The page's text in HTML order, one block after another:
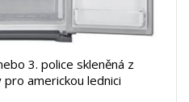
3. police skleněná z
americkou lednici